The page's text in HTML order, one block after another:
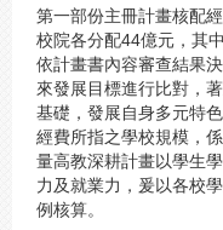
第一部份主冊計畫核配
校院各分配44億元，其
依計畫書內容審查結果
來發展目標進行比對，
基礎，發展自身多元特
經費所指之學校規模，
量高教深耕計畫以學生
力及就業力，爰以各校
例核算。